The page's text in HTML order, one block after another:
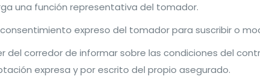
una función representativa del tomador.
expreso del tomador para suscribir o
del corredor de informar sobre las condiciones del
expresa y por escrito del propio asegurado.